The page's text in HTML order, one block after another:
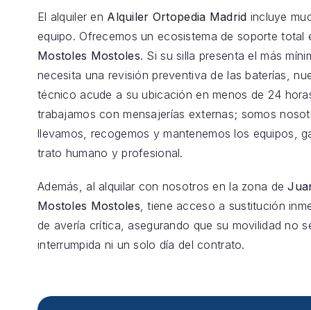
El alquiler en Alquiler Ortopedia Madrid incluye
equipo. Ofrecemos un ecosistema de soporte total
Mostoles Mostoles. Si su silla presenta el más
necesita una revisión preventiva de las baterías,
técnico acude a su ubicación en menos de 24
trabajamos con mensajerías externas; somos
llevamos, recogemos y mantenemos los equipos,
trato humano y profesional.
Además, al alquilar con nosotros en la zona de
Mostoles Mostoles, tiene acceso a sustitución
de avería crítica, asegurando que su movilidad no
interrumpida ni un solo día del contrato.